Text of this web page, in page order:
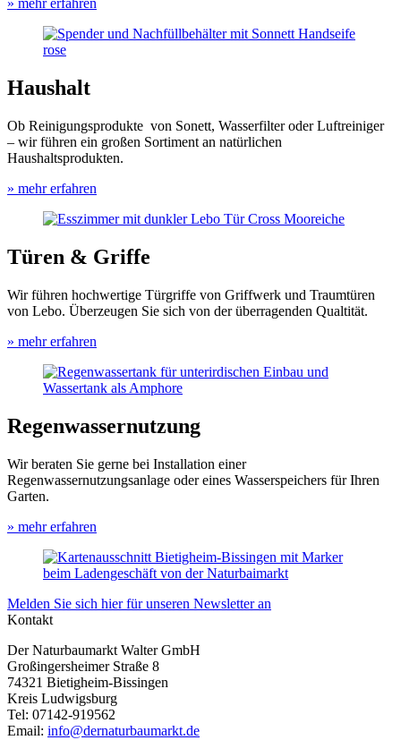
» mehr erfahren
Haushalt
Ob Reinigungsprodukte von Sonett, Wasserfilter oder Luftreiniger
– wir führen ein großen Sortiment an natürlichen
Haushaltsprodukten.
» mehr erfahren
Türen & Griffe
Wir führen hochwertige Türgriffe von Griffwerk und Traumtüren
von Lebo. Überzeugen Sie sich von der überragenden Qualtität.
» mehr erfahren
Regenwassernutzung
Wir beraten Sie gerne bei Installation einer
Regenwassernutzungsanlage oder eines Wasserspeichers für Ihren
Garten.
» mehr erfahren
Melden Sie sich hier für unseren Newsletter an
Kontakt
Der Naturbaumarkt Walter GmbH
Großingersheimer Straße 8
74321 Bietigheim-Bissingen
Kreis Ludwigsburg
Tel: 07142-919562
Email: info@dernaturbaumarkt.de